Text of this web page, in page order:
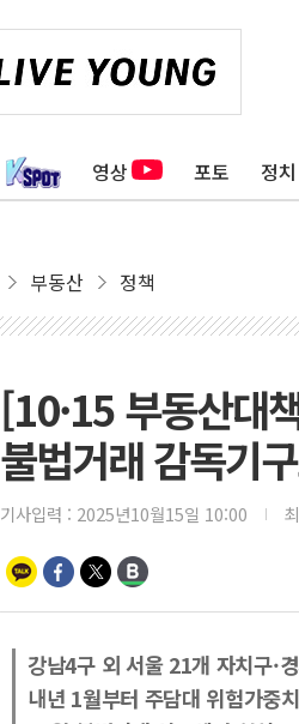
영상 포토 정치
부동산 정책
[10·15 부동산대
불법거래 감독기
기사입력 : 2025년10월15일 10:00
강남4구 외 서울 21개 자치구·
내년 1월부터 주담대 위험가중